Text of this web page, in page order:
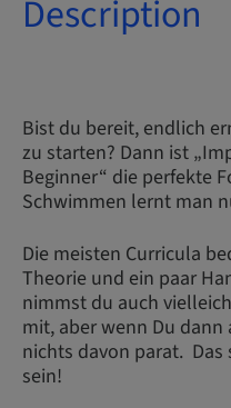
Description
Bist du bereit, endlich
zu starten? Dann ist
Beginner“ die perfekte
Schwimmen lernt man
Die meisten Curricula
Theorie und ein paar
nimmst du auch
mit, aber wenn Du
nichts davon parat.
sein!